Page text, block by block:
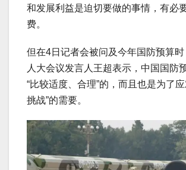
和发展利益是迫切要做的事情，有必
费。
但在4日记者会被问及今年国防预算时
人大会议发言人王超表示，中国国防
“比较适度、合理”的，而且也是为了
挑战”的需要。